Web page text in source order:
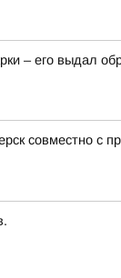
– его выдал
совместно с